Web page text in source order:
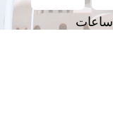
ساعات